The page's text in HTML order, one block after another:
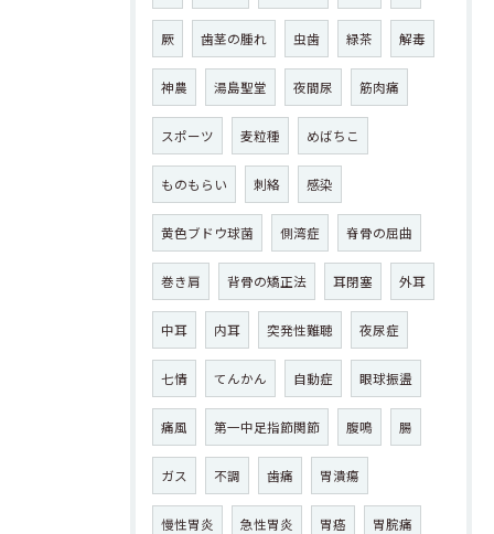
厥 歯茎の腫れ 虫歯 緑茶 解毒
神農 湯島聖堂 夜間尿 筋肉痛
スポーツ 麦粒種 めばちこ
ものもらい 刺絡 感染
黄色ブドウ球菌 側湾症 脊骨の屈曲
巻き肩 背骨の矯正法 耳閉塞 外耳
中耳 内耳 突発性難聴 夜尿症
七情 てんかん 自動症 眼球振盪
痛風 第一中足指節関節 腹鳴 腸
ガス 不調 歯痛 胃潰瘍
慢性胃炎 急性胃炎 胃癌 胃脘痛